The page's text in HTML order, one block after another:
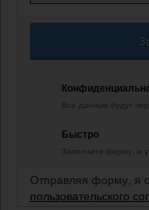
Все данные будут
Быстро
Заполните форму, и
Отправляя форму, я
пользовательского